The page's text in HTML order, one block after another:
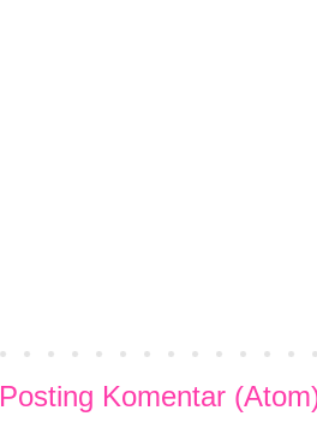
Posting Komentar